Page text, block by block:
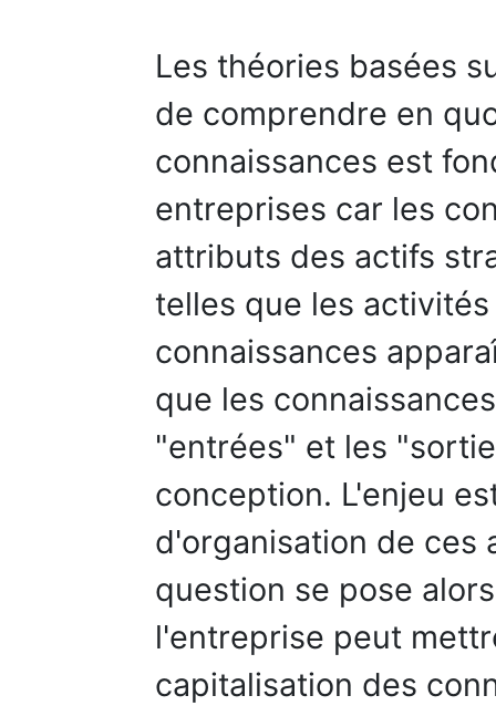
Les théories basées
de comprendre en
connaissances est
entreprises car les
attributs des actifs
telles que les
connaissances
que les
"entrées" et les
conception. L'enjeu
d'organisation de ces
question se pose
l'entreprise peut
capitalisation des